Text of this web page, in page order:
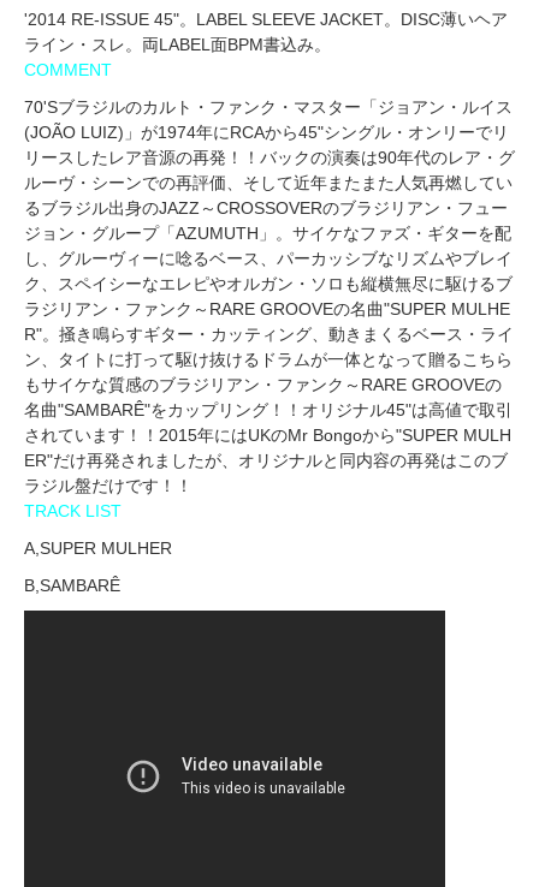
'2014 RE-ISSUE 45"。LABEL SLEEVE JACKET。DISC薄いヘア
ライン・スレ。両LABEL面BPM書込み。
COMMENT
70'Sブラジルのカルト・ファンク・マスター「ジョアン・ルイス
(JOÃO LUIZ)」が1974年にRCAから45"シングル・オンリーでリ
リースしたレア音源の再発！！バックの演奏は90年代のレア・グ
ルーヴ・シーンでの再評価、そして近年またまた人気再燃してい
るブラジル出身のJAZZ～CROSSOVERのブラジリアン・フュー
ジョン・グループ「AZUMUTH」。サイケなファズ・ギターを配
し、グルーヴィーに唸るベース、パーカッシブなリズムやブレイ
ク、スペイシーなエレピやオルガン・ソロも縦横無尽に駆けるブ
ラジリアン・ファンク～RARE GROOVEの名曲"SUPER MULHE
R"。掻き鳴らすギター・カッティング、動きまくるベース・ライ
ン、タイトに打って駆け抜けるドラムが一体となって贈るこちら
もサイケな質感のブラジリアン・ファンク～RARE GROOVEの
名曲"SAMBARÊ"をカップリング！！オリジナル45"は高値で取引
されています！！2015年にはUKのMr Bongoから"SUPER MULH
ER"だけ再発されましたが、オリジナルと同内容の再発はこのブ
ラジル盤だけです！！
TRACK LIST
A,SUPER MULHER
B,SAMBARÊ